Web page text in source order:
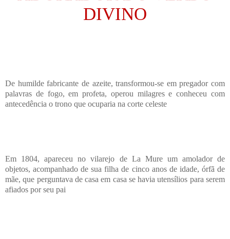
DIVINO
De humilde fabricante de azeite, transformou-se em pregador com
palavras de fogo, em profeta, operou milagres e conheceu com
antecedência o trono que ocuparia na corte celeste
Em 1804, apareceu no vilarejo de La Mure um amolador de
objetos, acompanhado de sua filha de cinco anos de idade, órfã de
mãe, que perguntava de casa em casa se havia utensílios para serem
afiados por seu pai